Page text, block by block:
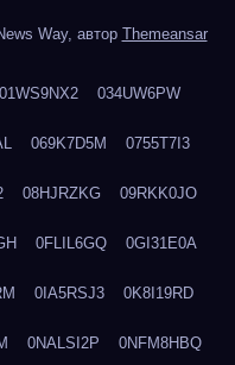
Way, автор Themeansar
01WS9NX2 034UW6PW
069K7D5M 0755T7I3
08HJRZKG 09RKK0JO
0FLIL6GQ 0GI31E0A
0IA5RSJ3 0K8I19RD
0NALSI2P 0NFM8HBQ